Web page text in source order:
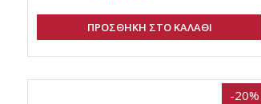
ΠΡΟΣΘΗΚΗ ΣΤΟ ΚΑΛΑΘΙ
-20%